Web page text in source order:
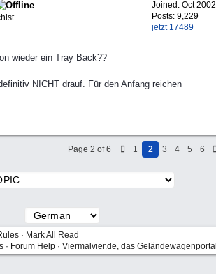
Joined: Oct 2002
Posts: 9,229
jetzt 17489
wieder ein Tray Back??
NICHT drauf. Für den Anfang reichen
Page 2 of 6 1 2 3 4 5
6
· Mark All Read
· Forum Help · Viermalvier.de, das